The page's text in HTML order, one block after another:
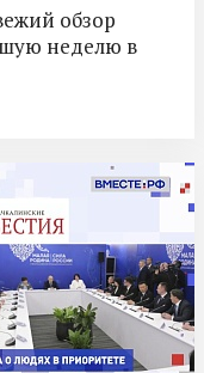
обзор
неделю в